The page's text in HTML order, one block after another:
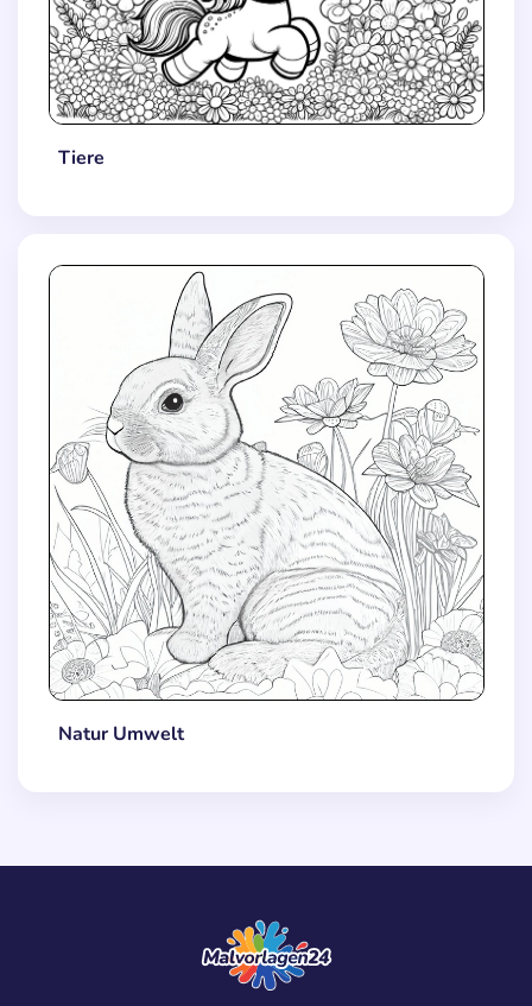
Tiere
Natur Umwelt